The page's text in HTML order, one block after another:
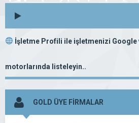
İşletme Profili ile işletmenizi Google
motorlarında listeleyin..
GOLD ÜYE FİRMALAR